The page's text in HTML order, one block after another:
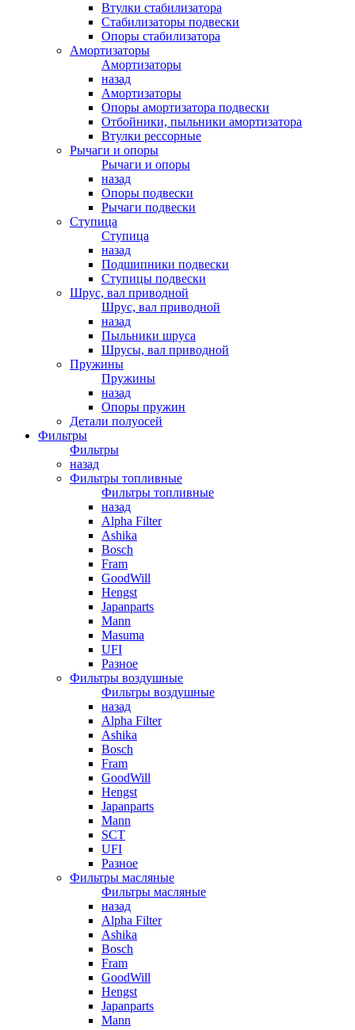
Втулки стабилизатора
Стабилизаторы подвески
Опоры стабилизатора
Амортизаторы
Амортизаторы
назад
Амортизаторы
Опоры амортизатора подвески
Отбойники, пыльники амортизатора
Втулки рессорные
Рычаги и опоры
Рычаги и опоры
назад
Опоры подвески
Рычаги подвески
Ступица
Ступица
назад
Подшипники подвески
Ступицы подвески
Шрус, вал приводной
Шрус, вал приводной
назад
Пыльники шруса
Шрусы, вал приводной
Пружины
Пружины
назад
Опоры пружин
Детали полуосей
Фильтры
Фильтры
назад
Фильтры топливные
Фильтры топливные
назад
Alpha Filter
Ashika
Bosch
Fram
GoodWill
Hengst
Japanparts
Mann
Masuma
UFI
Разное
Фильтры воздушные
Фильтры воздушные
назад
Alpha Filter
Ashika
Bosch
Fram
GoodWill
Hengst
Japanparts
Mann
SCT
UFI
Разное
Фильтры масляные
Фильтры масляные
назад
Alpha Filter
Ashika
Bosch
Fram
GoodWill
Hengst
Japanparts
Mann